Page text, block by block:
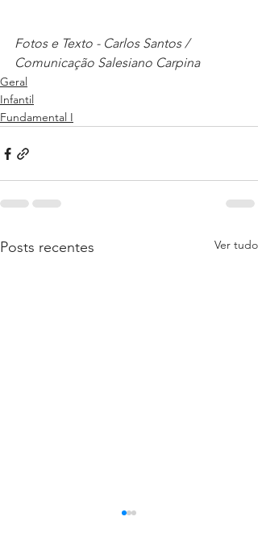
Fotos e Texto - Carlos Santos /
Comunicação Salesiano Carpina
Geral
Infantil
Fundamental I
Posts recentes Ver tudo